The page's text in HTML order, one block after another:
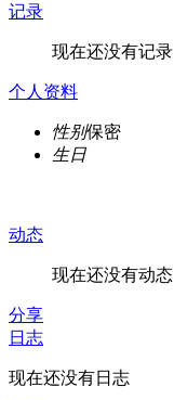
记录
现在还没有记录
个人资料
性别保密
生日
动态
现在还没有动态
分享
日志
现在还没有日志